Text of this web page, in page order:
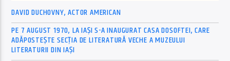
DAVID DUCHOVNY, ACTOR AMERICAN
PE 7 AUGUST 1970, LA IAŞI S-A INAUGURAT CASA DOSOFTEI, CARE
ADĂPOSTEŞTE SECŢIA DE LITERATURĂ VECHE A MUZEULUI
LITERATURII DIN IAŞI